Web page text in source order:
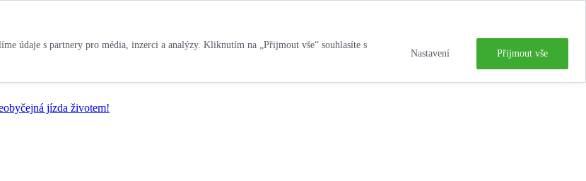
údaje s partnery pro média, inzerci a analýzy. Kliknutím na „Přijmout vše“ souhlasíte s
Nastavení Přijmout vše
jízda životem!